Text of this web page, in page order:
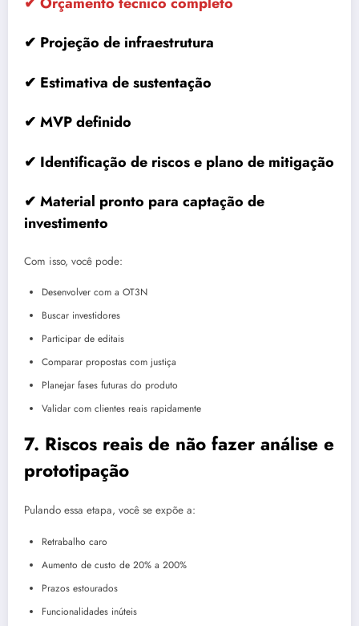
✔ Projeção de infraestrutura
✔ Estimativa de sustentação
✔ MVP definido
✔ Identificação de riscos e plano de mitigação
✔ Material pronto para captação de
investimento
Com isso, você pode:
Desenvolver com a OT3N
Buscar investidores
Participar de editais
Comparar propostas com justiça
Planejar fases futuras do produto
Validar com clientes reais rapidamente
7. Riscos reais de não fazer análise e
prototipação
Pulando essa etapa, você se expõe a:
Retrabalho caro
Aumento de custo de 20% a 200%
Prazos estourados
Funcionalidades inúteis